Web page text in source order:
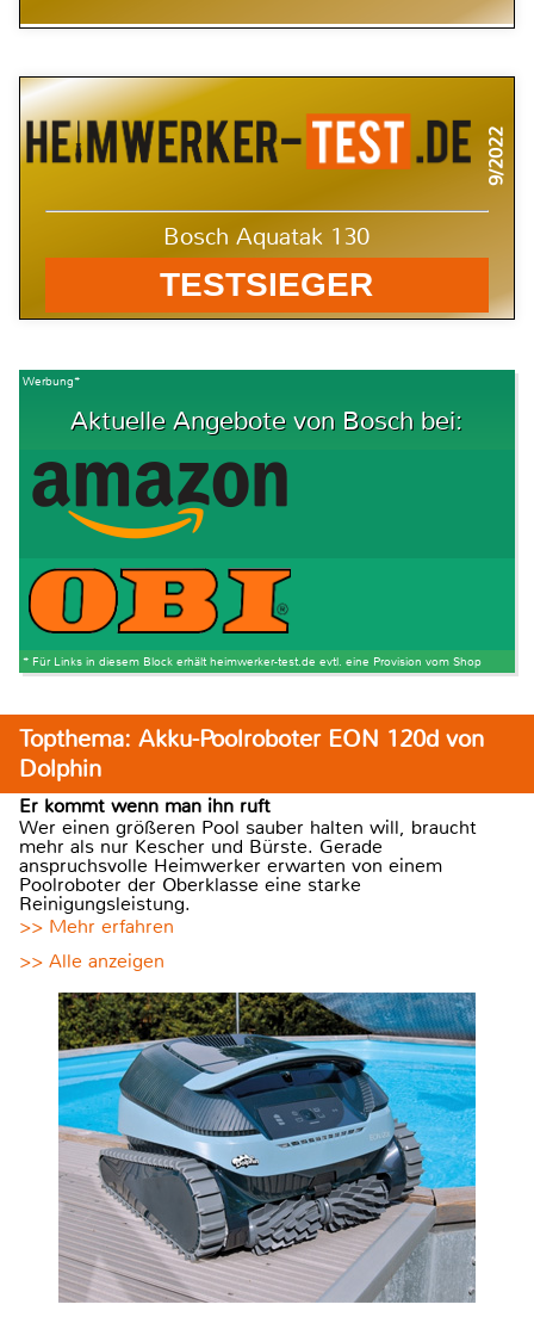
9/2022
Bosch Aquatak 130
TESTSIEGER
Werbung*
Aktuelle Angebote von Bosch bei:
* Für Links in diesem Block erhält heimwerker-test.de evtl. eine Provision vom Shop
Topthema: Akku-Poolroboter EON 120d von
Dolphin
Er kommt wenn man ihn ruft
Wer einen größeren Pool sauber halten will, braucht
mehr als nur Kescher und Bürste. Gerade
anspruchsvolle Heimwerker erwarten von einem
Poolroboter der Oberklasse eine starke
Reinigungsleistung.
>> Mehr erfahren
>> Alle anzeigen